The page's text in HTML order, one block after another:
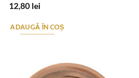
12,80 lei
ADAUGĂ ÎN COȘ